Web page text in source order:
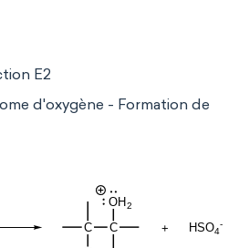
E2
d'oxygène - Formation de